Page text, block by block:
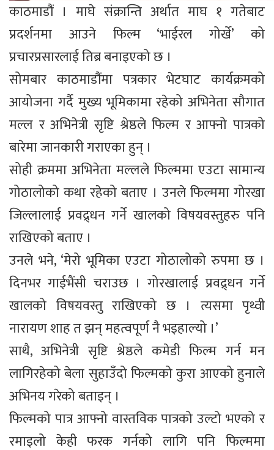
काठमाडौं । माघे संक्रान्ति अर्थात माघ १ गतेबाट
प्रदर्शनमा आउने फिल्म ‘भाईरल गोर्खे’ को
प्रचारप्रसारलाई तिब्र बनाइएको छ ।
सोमबार काठमाडौंमा पत्रकार भेटघाट कार्यक्रमको
आयोजना गर्दै मुख्य भूमिकामा रहेको अभिनेता सौगात
मल्ल र अभिनेत्री सृष्टि श्रेष्ठले फिल्म र आफ्नो पात्रको
बारेमा जानकारी गराएका हुन् ।
सोही क्रममा अभिनेता मल्लले फिल्ममा एउटा सामान्य
गोठालोको कथा रहेको बताए । उनले फिल्ममा गोरखा
जिल्लालाई प्रवद्र्धन गर्ने खालको विषयवस्तुहरु पनि
राखिएको बताए ।
उनले भने, ‘मेरो भूमिका एउटा गोठालोको रुपमा छ ।
दिनभर गाईभैंसी चराउछ । गोरखालाई प्रवद्र्धन गर्ने
खालको विषयवस्तु राखिएको छ । त्यसमा पृथ्वी
नारायण शाह त झन् महत्वपूर्ण नै भइहाल्यो ।’
साथै, अभिनेत्री सृष्टि श्रेष्ठले कमेडी फिल्म गर्न मन
लागिरहेको बेला सुहाउँदो फिल्मको कुरा आएको हुनाले
अभिनय गरेको बताइन् ।
फिल्मको पात्र आफ्नो वास्तविक पात्रको उल्टो भएको र
रमाइलो केही फरक गर्नको लागि पनि फिल्ममा